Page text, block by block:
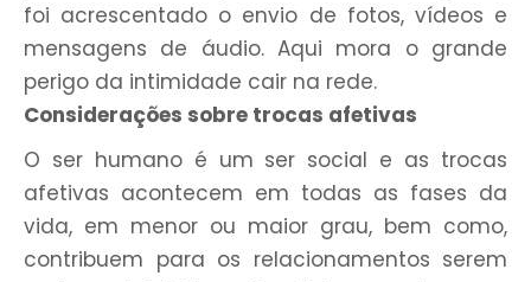
foi acrescentado o envio de fotos, vídeos e
mensagens de áudio. Aqui mora o grande
perigo da intimidade cair na rede.
Considerações sobre trocas afetivas
O ser humano é um ser social e as trocas
afetivas acontecem em todas as fases da
vida, em menor ou maior grau, bem como,
contribuem para os relacionamentos serem